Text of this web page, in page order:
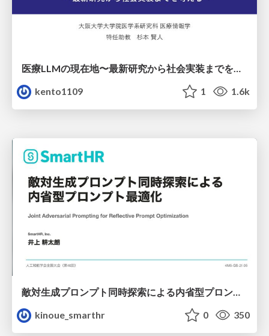
kento1109
1 1.6k
敵対生成プロンプト同時探索による内省型プロンプト最適化
kinoue_smarthr
0 350